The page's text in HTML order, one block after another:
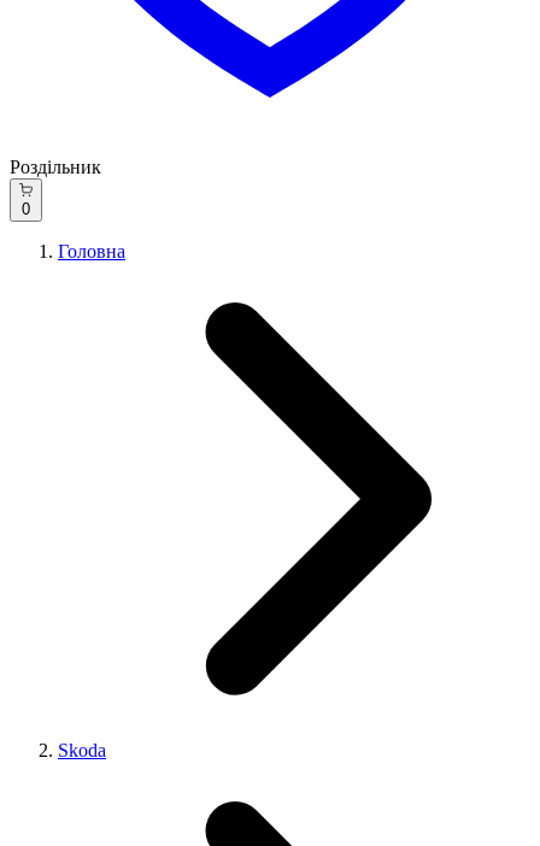
Роздільник
0
Головна
Skoda